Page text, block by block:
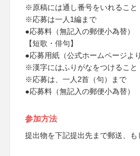
※原稿には通し番号をいれること
※応募は一人1編まで
●応募料（無記入の郵便小為替）
【短歌・俳句】
●応募用紙（公式ホームページよ
※漢字にはふりがなをつけること
※応募は、一人2首（句）まで
●応募料（無記入の郵便小為替）
参加方法
提出物を下記提出先まで郵送、も